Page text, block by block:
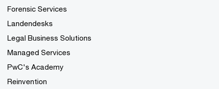
Forensic Services
Landendesks
Legal Business Solutions
Managed Services
PwC's Academy
Reinvention